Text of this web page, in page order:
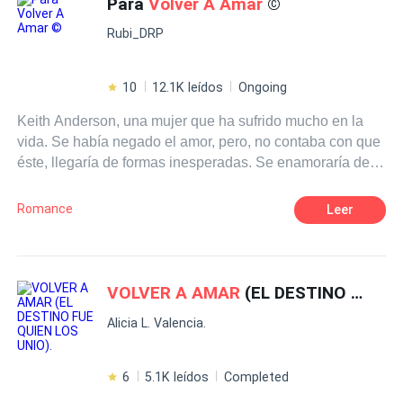
a constantes obstáculos: las expectativas de su familia,
sus propios miedos y los prejuicios que la rodean
descubrirá que, aunque la felicidad no es fácil de
control de su vida, dejar atrás lo que ya no la define y
aprender a reconciliarse con su pasado para atreverse a
abrir su corazón nuevamente, no solo al amor, sino
reinventarse y de volver a sentirse plena.
Amor de casados
Rubi_DRP
10 12.1K leídos Ongoing
Keith Anderson, una mujer que ha sufrido mucho en la
vida. Se había negado el amor, pero, no contaba con que
éste, llegaría de formas inesperadas. Se enamoraría de
Romance Leer
VOLVER A AMAR (EL DESTINO FUE QUIEN LOS UNIO).
Alicia L. Valencia.
6 5.1K leídos Completed